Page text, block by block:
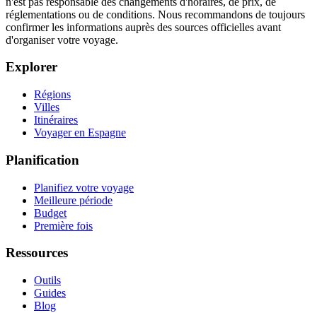
réglementations ou de conditions. Nous recommandons de toujours
confirmer les informations auprès des sources officielles avant
d'organiser votre voyage.
Explorer
Régions
Villes
Itinéraires
Voyager en Espagne
Planification
Planifiez votre voyage
Meilleure période
Budget
Première fois
Ressources
Outils
Guides
Blog